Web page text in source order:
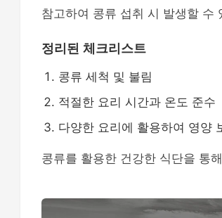
참고하여 콩류 섭취 시 발생할 수
정리된 체크리스트
콩류 세척 및 불림
적절한 요리 시간과 온도 준수
다양한 요리에 활용하여 영양
콩류를 활용한 건강한 식단을 통